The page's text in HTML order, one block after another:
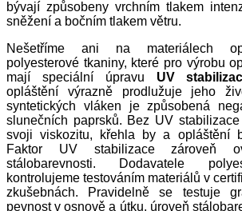
bývají způsobeny vrchním tlakem
sněžení a bočním tlakem větru.
Nešetříme ani na materiálech
polyesterové tkaniny, které pro výrobu
mají speciální úpravu UV
opláštění výrazně prodlužuje jeho
syntetických vláken je způsobená
slunečních paprsků. Bez UV
svoji viskozitu, křehla by a opláštění
Faktor UV stabilizace zároveň
stálobarevnosti. Dodavatele
kontrolujeme testováním materiálů v
zkušebnách. Pravidelně se testuje
pevnost v osnově a útku, úroveň